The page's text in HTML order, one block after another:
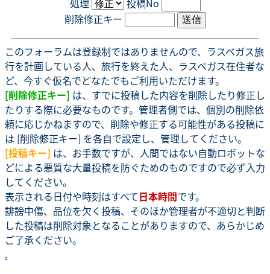
処理
投稿No
削除修正キー
このフォーラムは登録制ではありませんので、ラスベガス旅
行を計画している人、旅行を終えた人、ラスベガス在住者な
ど、今すぐ仮名でどなたでもご利用いただけます。
[削除修正キー] は、すでに投稿した内容を削除したり修正し
たりする際に必要なものです。管理者側では、個別の削除依
頼に応じかねますので、削除や修正する可能性がある投稿に
は [削除修正キー] を各自で設定し、管理してください。
[投稿キー] は、お手数ですが、人間ではない自動ロボットな
どによる悪質な大量投稿を防ぐためのものですので必ず入力
してください。
表示される日付や時刻はすべて日本時間です。
誹謗中傷、品位を欠く投稿、そのほか管理者が不適切と判断
した投稿は削除対象となることがありますので、あらかじめ
ご了承ください。
.